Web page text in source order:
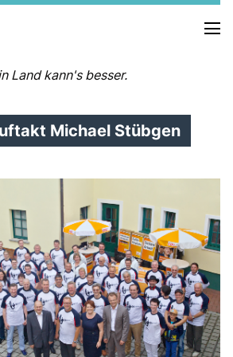
Land kann's besser.
MELDUNGEN
TERMINE
LANDESVORSTAND
ORGANISATION
KREISVERBÄNDE
UND SONDERORGANISATIONEN
SATZUNG
PARTEIGESCHICHTE
PARTEIGERICHT
Michael Stübgen